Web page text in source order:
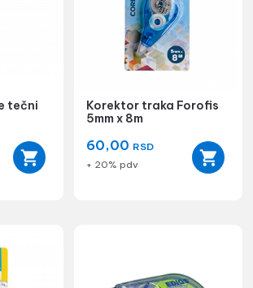
tečni
Korektor traka Forofis
5mm x 8m
60,00 RSD
+ 20% pdv